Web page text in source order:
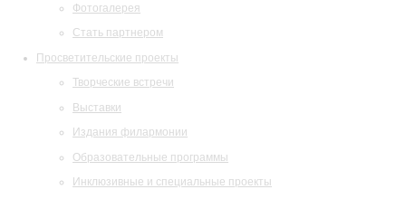
Фотогалерея
Стать партнером
Просветительские проекты
Творческие встречи
Выставки
Издания филармонии
Образовательные программы
Инклюзивные и специальные проекты